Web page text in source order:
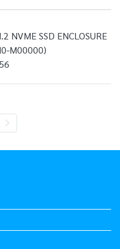
NVME SSD ENCLOSURE
M00000)